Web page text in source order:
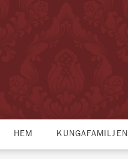
HEM KUNGAFAMILJEN